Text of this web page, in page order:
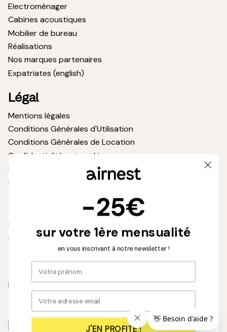
Electroménager
Cabines acoustiques
Mobilier de bureau
Réalisations
Nos marques partenaires
Expatriates (english)
Légal
Mentions légales
Conditions Générales d'Utilisation
Conditions Générales de Location
Confidentialités et cookies
Politique de retour
Partenariat Foncia
Blog
Newsletter
S'inscrire
Pinterest
-25€
sur votre 1ère mensualité
en vous inscrivant à notre newsletter !
J'EN PROFITE !